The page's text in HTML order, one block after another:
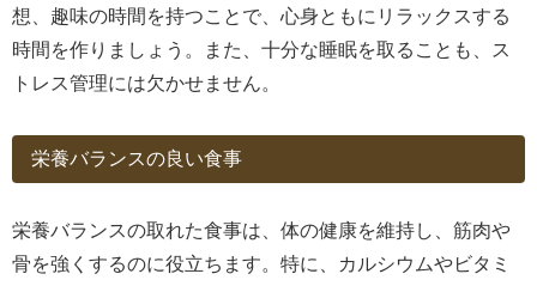
想、趣味の時間を持つことで、心身ともにリラックスする
時間を作りましょう。また、十分な睡眠を取ることも、ス
トレス管理には欠かせません。
栄養バランスの良い食事
栄養バランスの取れた食事は、体の健康を維持し、筋肉や
骨を強くするのに役立ちます。特に、カルシウムやビタミ